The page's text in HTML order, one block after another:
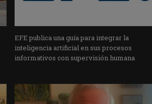
EFE publica una guía para integrar la
inteligencia artificial en sus procesos
informativos con supervisión humana